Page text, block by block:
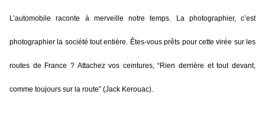
L’automobile raconte à merveille notre temps. La photographier, c’est
photographier la société tout entière. Êtes-vous prêts pour cette virée sur les
routes de France ? Attachez vos ceintures, “Rien derrière et tout devant,
comme toujours sur la route” (Jack Kerouac).